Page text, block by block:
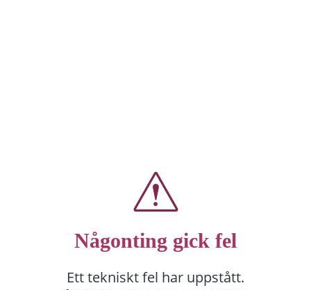
Någonting gick fel
Ett tekniskt fel har uppstått.